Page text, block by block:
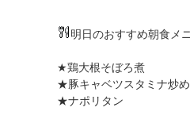
明日のおすすめ朝食メ
★鶏大根そぼろ煮
★豚キャベツスタミナ炒め
★ナポリタン